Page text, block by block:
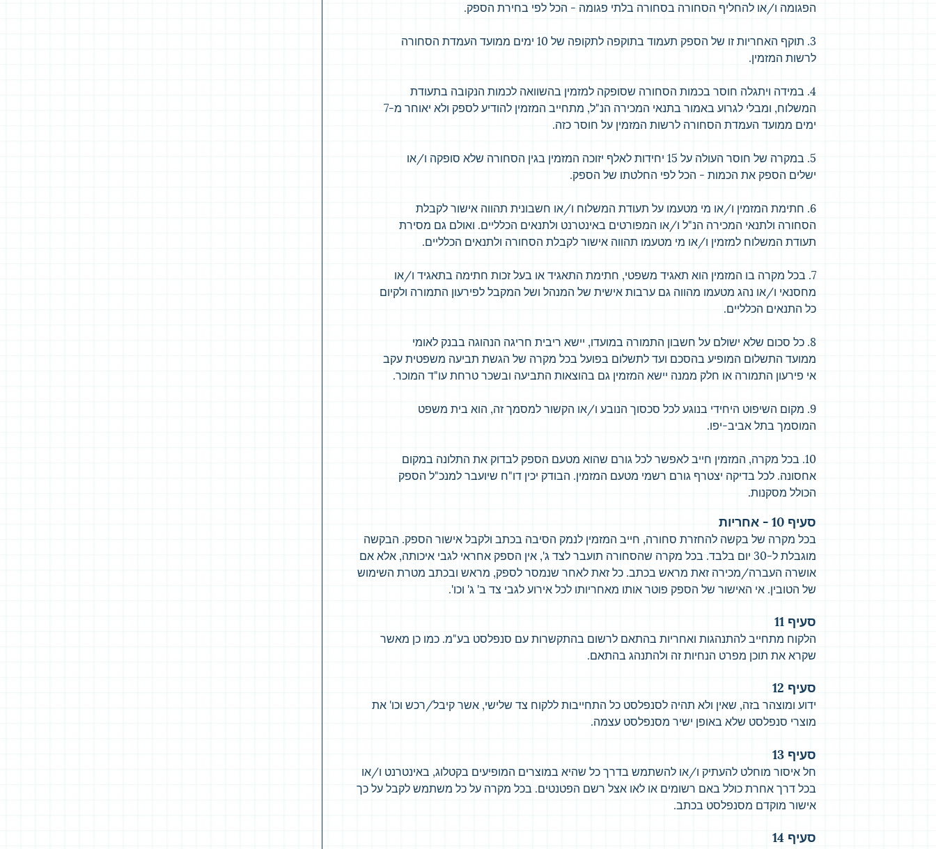
הפגומה ו/או להחליף הסחורה בסחורה בלתי פגומה - הכל לפי בחירת הספק.
3. תוקף האחריות זו של הספק תעמוד בתוקפה לתקופה של 10 ימים ממועד העמדת הסחורה
לרשות המזמין.
4. במידה ויתגלה חוסר בכמות הסחורה שסופקה למזמין בהשוואה לכמות הנקובה בתעודת
המשלוח, ומבלי לגרוע באמור בתנאי המכירה הנ"ל, מתחייב המזמין להודיע לספק ולא יאוחר מ-7
ימים ממועד העמדת הסחורה לרשות המזמין על חוסר כזה.
5. במקרה של חוסר העולה על 15 יחידות לאלף יזוכה המזמין בגין הסחורה שלא סופקה ו/או
ישלים הספק את הכמות - הכל לפי החלטתו של הספק.
6. חתימת המזמין ו/או מי מטעמו על תעודת המשלוח ו/או חשבונית תהווה אישור לקבלת
הסחורה ולתנאי המכירה הנ"ל ו/או המפורטים באינטרנט ולתנאים הכלליים. ואולם גם מסירת
תעודת המשלוח למזמין ו/או מי מטעמו תהווה אישור לקבלת הסחורה ולתנאים הכלליים.
7. בכל מקרה בו המזמין הוא תאגיד משפטי, חתימת התאגיד או בעל זכות חתימה בתאגיד ו/או
מחסנאי ו/או נהג מטעמו מהווה גם ערבות אישית של המנהל ושל המקבל לפירעון התמורה ולקיום
כל התנאים הכלליים.
8. כל סכום שלא ישולם על חשבון התמורה במועדו, יישא ריבית חריגה הנהוגה בבנק לאומי
ממועד התשלום המופיע בהסכם ועד לתשלום בפועל בכל מקרה של הגשת תביעה משפטית עקב
אי פירעון התמורה או חלק ממנה יישא המזמין גם בהוצאות התביעה ובשכר טרחת עו"ד המוכר.
9. מקום השיפוט היחידי בנוגע לכל סכסוך הנובע ו/או הקשור למסמך זה, הוא בית משפט
המוסמך בתל אביב-יפו.
10. בכל מקרה, המזמין חייב לאפשר לכל גורם שהוא מטעם הספק לבדוק את התלונה במקום
אחסונה. לכל בדיקה יצטרף גורם רשמי מטעם המזמין. הבודק יכין דו"ח שיועבר למנכ"ל הספק
הכולל מסקנות.
סעיף 10 - אחריות
בכל מקרה של בקשה להחזרת סחורה, חייב המזמין לנמק הסיבה בכתב ולקבל אישור הספק. הבקשה
מוגבלת ל-30 יום בלבד. בכל מקרה שהסחורה תועבר לצד ג', אין הספק אחראי לגבי איכותה, אלא אם
אושרה העברה/מכירה זאת מראש בכתב. כל זאת לאחר שנמסר לספק, מראש ובכתב מטרת השימוש
של הטובין. אי האישור של הספק פוטר אותו מאחריותו לכל אירוע לגבי צד ב' ג' וכו'.
סעיף 11
הלקוח מתחייב להתנהגות ואחריות בהתאם לרשום בהתקשרות עם סנפלסט בע"מ. כמו כן מאשר
שקרא את תוכן מפרט הנחיות זה ולהתנהג בהתאם.
סעיף 12
ידוע ומוצהר בזה, שאין ולא תהיה לסנפלסט כל התחייבות ללקוח צד שלישי, אשר קיבל/רכש וכו' את
מוצרי סנפלסט שלא באופן ישיר מסנפלסט עצמה.
סעיף 13
חל איסור מוחלט להעתיק ו/או להשתמש בדרך כל שהיא במוצרים המופיעים בקטלוג, באינטרנט ו/או
בכל דרך אחרת כולל באם רשומים או לאו אצל רשם הפטנטים. בכל מקרה על כל משתמש לקבל על כך
אישור מוקדם מסנפלסט בכתב.
סעיף 14